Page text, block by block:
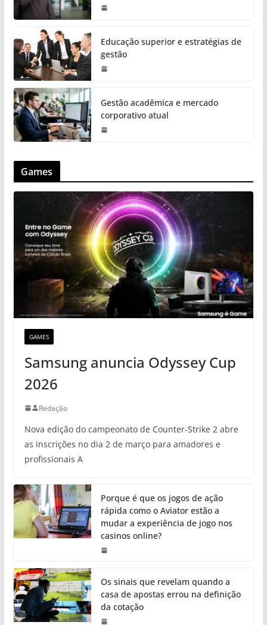
Educação superior e estratégias de
gestão
Gestão acadêmica e mercado
corporativo atual
Games
GAMES
Samsung anuncia Odyssey Cup
2026
Redação
Nova edição do campeonato de Counter-Strike 2 abre
as inscrições no dia 2 de março para amadores e
profissionais A
Porque é que os jogos de ação
rápida como o Aviator estão a
mudar a experiência de jogo nos
casinos online?
Os sinais que revelam quando a
casa de apostas errou na definição
da cotação